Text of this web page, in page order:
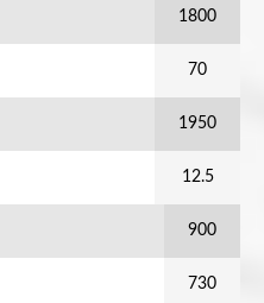
1800
70
1950
12.5
900
730